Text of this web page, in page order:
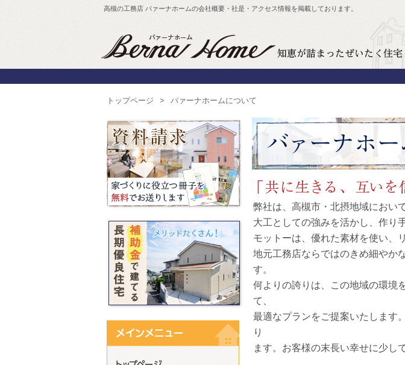
高槻の工務店 バァーナホームの会社概要・社是・アクセス情報を掲載しております。
トップページ バァーナホームについて
弊社は、高槻市・北摂地域におい
大工としての強みを活かし、作り
モットーは、優れた素材を使い、
地元工務店ならではのきめ細やか
す。
何よりの誇りは、この地域の環境
て、
最適なプランをご提案いたします
り
ます。お客様の末長い幸せに少し